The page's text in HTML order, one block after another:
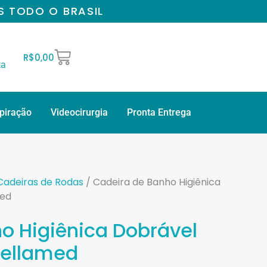
TODO O BRASIL
R$0,00
Videocirurgia Pronta Entrega
de Rodas/ Cadeira de Banho Higiênica
Higiênica Dobrável